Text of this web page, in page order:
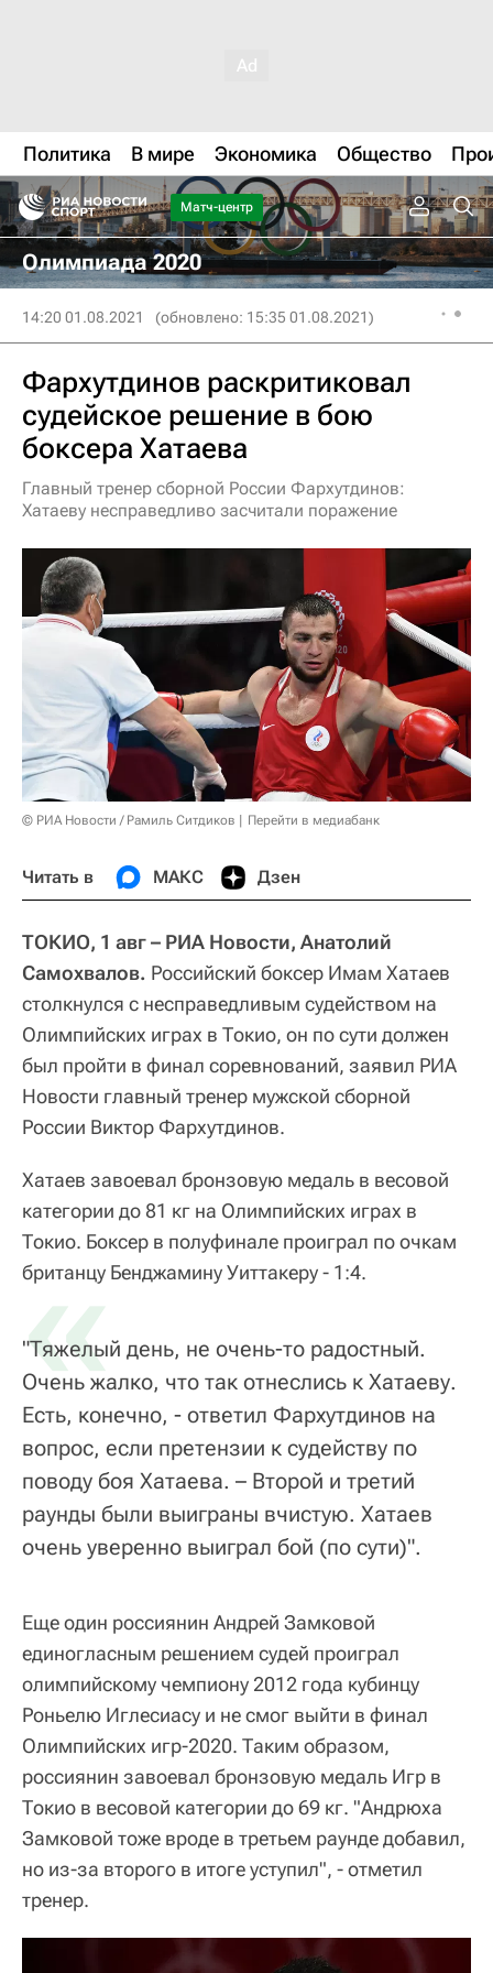
Политика В мире Экономика Общество
Матч-центр
Олимпиада 2020
14:20 01.08.2021 (обновлено: 15:35 01.08.2021)
Фархутдинов раскритиковал
судейское решение в бою
боксера Хатаева
Главный тренер сборной России Фархутдинов:
Хатаеву несправедливо засчитали поражение
© РИА Новости / Рамиль Ситдиков Перейти в медиабанк
Читать в МАКС Дзен
ТОКИО, 1 авг – РИА Новости, Анатолий
Самохвалов. Российский боксер Имам Хатаев
столкнулся с несправедливым судейством на
Олимпийских играх в Токио, он по сути должен
был пройти в финал соревнований, заявил РИА
Новости главный тренер мужской сборной
России Виктор Фархутдинов.
Хатаев завоевал бронзовую медаль в весовой
категории до 81 кг на Олимпийских играх в
Токио. Боксер в полуфинале проиграл по очкам
британцу Бенджамину Уиттакеру - 1:4.
«
"Тяжелый день, не очень-то радостный.
Очень жалко, что так отнеслись к Хатаеву.
Есть, конечно, - ответил Фархутдинов на
вопрос, если претензии к судейству по
поводу боя Хатаева. – Второй и третий
раунды были выиграны вчистую. Хатаев
очень уверенно выиграл бой (по сути)".
Еще один россиянин Андрей Замковой
единогласным решением судей проиграл
олимпийскому чемпиону 2012 года кубинцу
Роньелю Иглесиасу и не смог выйти в финал
Олимпийских игр-2020. Таким образом,
россиянин завоевал бронзовую медаль Игр в
Токио в весовой категории до 69 кг. "Андрюха
Замковой тоже вроде в третьем раунде добавил,
но из-за второго в итоге уступил", - отметил
тренер.